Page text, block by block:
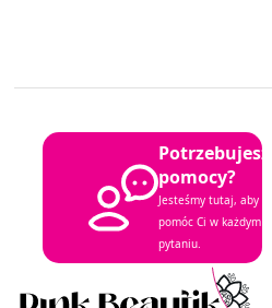
Potrzebujesz
pomocy?
Jesteśmy tutaj, aby
pomóc Ci w każdym
pytaniu.